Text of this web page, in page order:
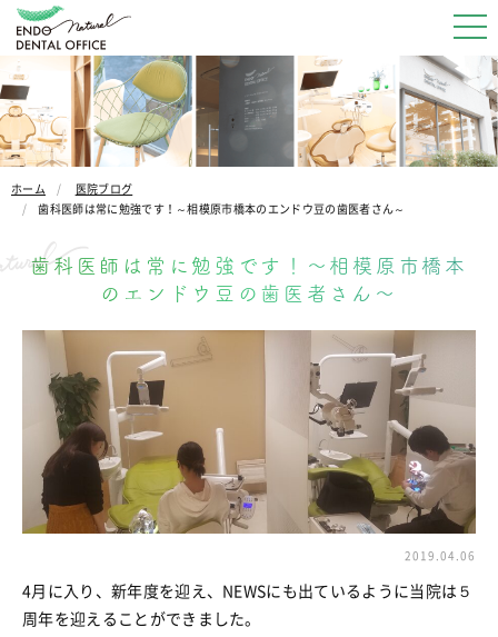
ホーム
医院ブログ
歯科医師は常に勉強です！～相模原市橋本のエンドウ豆の歯医者さん～
歯科医師は常に勉強です！～相模原市橋本
のエンドウ豆の歯医者さん～
2019.04.06
4月に入り、新年度を迎え、NEWSにも出ているように当院は５
周年を迎えることができました。